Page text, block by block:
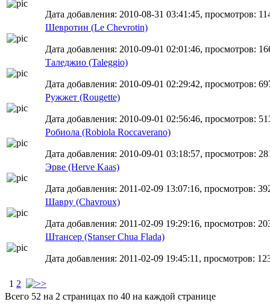
Дата добавления: 2010-08-31 03:41:45, просмотров:
Шевротин (Le Сhevrotin)
Дата добавления: 2010-09-01 02:01:46, просмотров:
Таледжио (Taleggio)
Дата добавления: 2010-09-01 02:29:42, просмотров:
Ружжет (Rougette)
Дата добавления: 2010-09-01 02:56:46, просмотров:
Робиола (Robiola Roccaverano)
Дата добавления: 2010-09-01 03:18:57, просмотров:
Эрве (Herve Kaas)
Дата добавления: 2011-02-09 13:07:16, просмотров:
Шавру (Сhavroux)
Дата добавления: 2011-02-09 19:29:16, просмотров:
Штансер (Stanser Chua Flada)
Дата добавления: 2011-02-09 19:45:11, просмотров:
1 2
Всего 52 на 2 страницах по 40 на каждой странице